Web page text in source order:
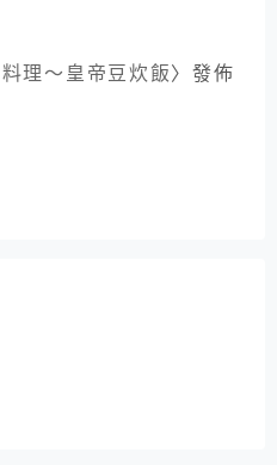
理～皇帝豆炊飯〉發佈